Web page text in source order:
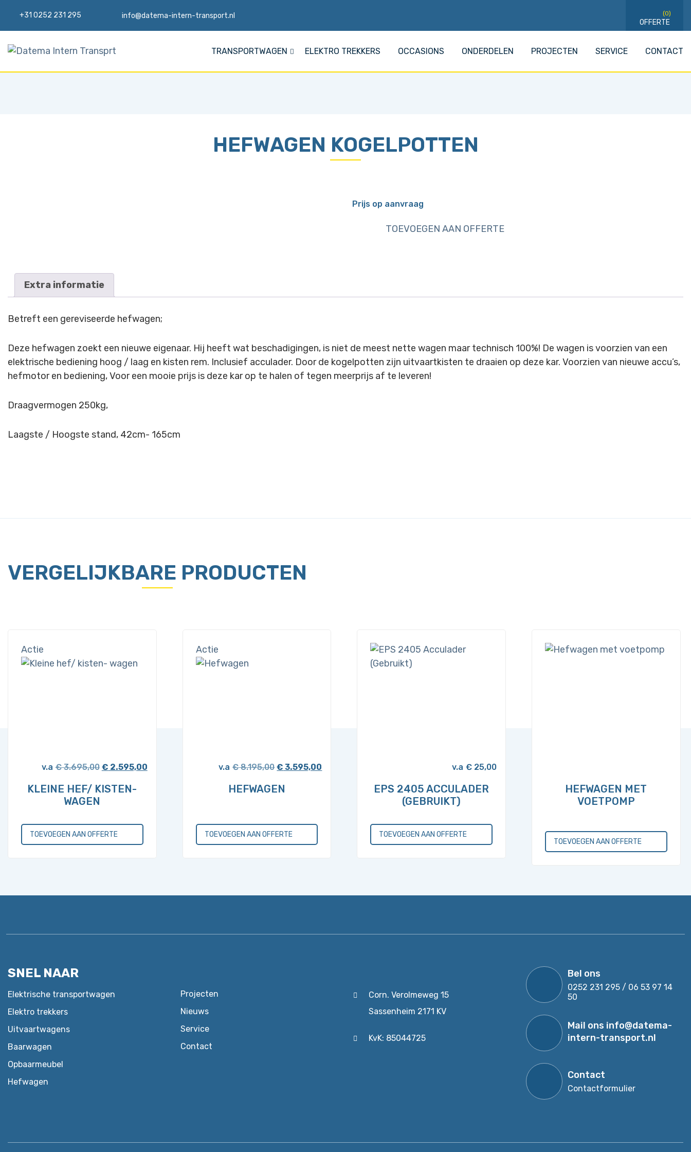
+31 0252 231 295 info@datema-intern-transport.nl (0)
TRANSPORTWAGEN ELEKTRO TREKKERS OCCASIONS ONDERDELEN PROJECTEN SERVICE CONTACT
HEFWAGEN KOGELPOTTEN
Prijs op aanvraag
TOEVOEGEN AAN OFFERTE
Extra informatie
Betreft een gereviseerde hefwagen;
Deze hefwagen zoekt een nieuwe eigenaar. Hij heeft wat beschadigingen, is niet de meest nette wagen maar technisch 100%! De wagen is voorzien van een
elektrische bediening hoog / laag en kisten rem. Inclusief acculader. Door de kogelpotten zijn uitvaartkisten te draaien op deze kar. Voorzien van nieuwe accu’s,
hefmotor en bediening, Voor een mooie prijs is deze kar op te halen of tegen meerprijs af te leveren!
Draagvermogen 250kg,
Laagste / Hoogste stand, 42cm- 165cm
VERGELIJKBARE PRODUCTEN
Actie
KLEINE HEF/ KISTEN-
WAGEN
€3.695,00 Oorspronkelijke
was:
€ 2.595,00Huidige
TOEVOEGEN AAN OFFERTE
Actie
HEFWAGEN
€8.195,00Oorspronkelijke
was:
€ 3.595,00
TOEVOEGEN AAN OFFERTE
EPS 2405 ACCULADER
(GEBRUIKT)
€ 25,00
TOEVOEGEN AAN OFFERTE
HEFWAGEN MET
VOETPOMP
TOEVOEGEN AAN OFFERTE
SNEL NAAR
Elektrische transportwagen
Elektro trekkers
Uitvaartwagens
Baarwagen
Opbaarmeubel
Hefwagen
Projecten
Nieuws
Service
Contact
Corn. Verolmeweg 15
Sassenheim 2171 KV
KvK: 85044725
Bel ons
0252 231 295 / 06 53 97 14
50
Mail ons info@datema-
intern-transport.nl
Contact
Contactformulier